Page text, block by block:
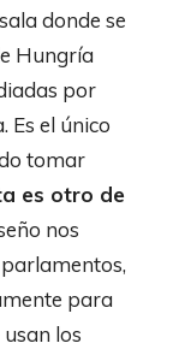
donde se
Hungría
por
Es el único
tomar
es otro de
nos
para
los